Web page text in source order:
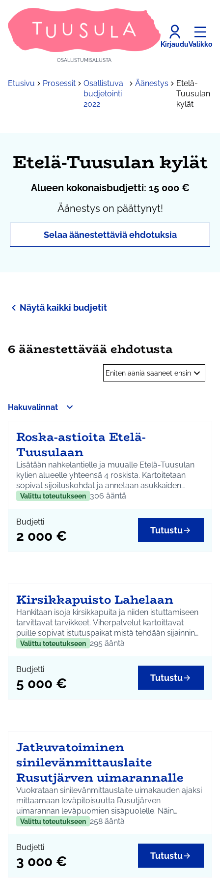
OSALLISTUMISALUSTA
KirjauduValikko
Etusivu Prosessit
Osallistuva
budjetointi
2022
Äänestys
Etelä-
Tuusulan
kylät
Etelä-Tuusulan kylät
Alueen kokonaisbudjetti: 15 000 €
Äänestys on päättynyt!
Selaa äänestettäviä ehdotuksia
Näytä kaikki budjetit
6 äänestettävää ehdotusta
Eniten ääniä saaneet ensin
Hakuvalinnat
Roska-astioita Etelä-
Tuusulaan
Lisätään nahkelantielle ja muualle Etelä-Tuusulan
kylien alueelle yhteensä 4 roskista. Kartoitetaan
sopivat sijoituskohdat ja annetaan asukkaiden
päättää paikoista.
Valittu toteutukseen 306 ääntä
Budjetti
2 000 € Tutustu
Kirsikkapuisto Lahelaan
Hankitaan isoja kirsikkapuita ja niiden istuttamiseen
tarvittavat tarvikkeet. Viherpalvelut kartoittavat
puille sopivat istutuspaikat mistä tehdään sijainnin
valinta.
Valittu toteutukseen 295 ääntä
Budjetti
5 000 € Tutustu
Jatkuvatoiminen
sinilevänmittauslaite
Rusutjärven uimarannalle
Vuokrataan sinilevänmittauslaite uimakauden ajaksi
mittaamaan leväpitoisuutta Rusutjärven
uimarannan leväpuomien sisäpuolelle. Näin
saadaan reaaliajassa tietoa onko vesi
Valittu toteutukseen 258 ääntä
Budjetti
3 000 € Tutustu